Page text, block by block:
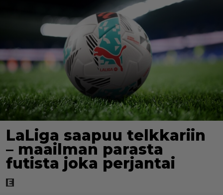
LaLiga saapuu telkkariin
– maailman parasta
futista joka perjantai